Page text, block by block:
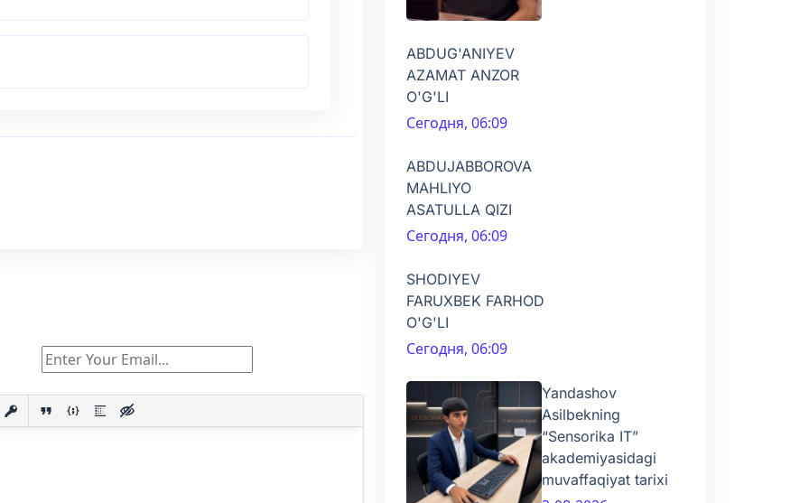
ABDUG'ANIYEV
AZAMAT ANZOR
O'G'LI
Сегодня, 06:09
ABDUJABBOROVA
MAHLIYO
ASATULLA QIZI
Сегодня, 06:09
SHODIYEV
FARUXBEK FARHOD
O'G'LI
Сегодня, 06:09
Yandashov
Asilbekning
“Sensorika IT”
akademiyasidagi
muvaffaqiyat tarixi